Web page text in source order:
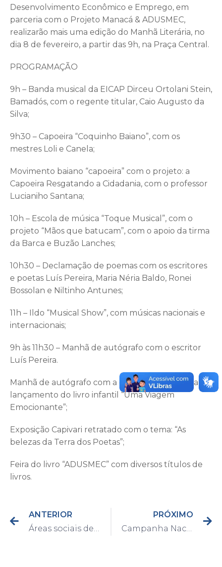
Desenvolvimento Econômico e Emprego, em
parceria com o Projeto Manacá & ADUSMEC,
realizarão mais uma edição do Manhã Literária, no
dia 8 de fevereiro, a partir das 9h, na Praça Central.
PROGRAMAÇÃO
9h – Banda musical da EICAP Dirceu Ortolani Stein,
Bamadós, com o regente titular, Caio Augusto da
Silva;
9h30 – Capoeira “Coquinho Baiano”, com os
mestres Loli e Canela;
Movimento baiano “capoeira” com o projeto: a
Capoeira Resgatando a Cidadania, com o professor
Lucianiho Santana;
10h – Escola de música “Toque Musical”, com o
projeto “Mãos que batucam”, com o apoio da tirma
da Barca e Buzão Lanches;
10h30 – Declamação de poemas com os escritores
e poetas Luís Pereira, Maria Néria Baldo, Ronei
Bossolan e Niltinho Antunes;
11h – Ildo “Musical Show”, com músicas nacionais e
internacionais;
9h às 11h30 – Manhã de autógrafo com o escritor
Luís Pereira.
Manhã de autógrafo com a escritora Sara Luana e o
lançamento do livro infantil “Uma Viagem
Emocionante”;
Exposição Capivari retratado com o tema: “As
belezas da Terra dos Poetas”;
Feira do livro “ADUSMEC” com diversos títulos de
livros.
ANTERIOR
PRÓXIMO